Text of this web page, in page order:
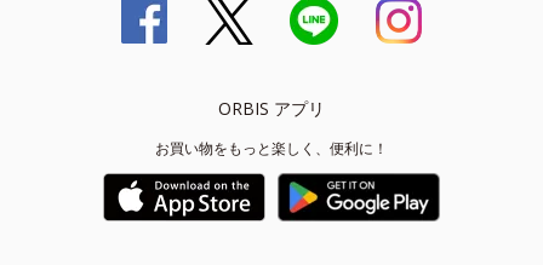
ORBIS アプリ
お買い物をもっと楽しく、便利に！